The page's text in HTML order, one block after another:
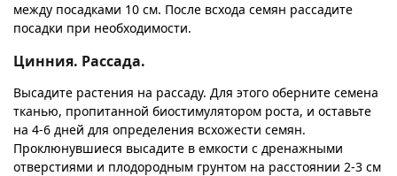
между посадками 10 см. После всхода семян рассадите
посадки при необходимости.
Цинния. Рассада.
Высадите растения на рассаду. Для этого оберните семена
тканью, пропитанной биостимулятором роста, и оставьте
на 4-6 дней для определения всхожести семян.
Проклюнувшиеся высадите в емкости с дренажными
отверстиями и плодородным грунтом на расстоянии 2-3 см